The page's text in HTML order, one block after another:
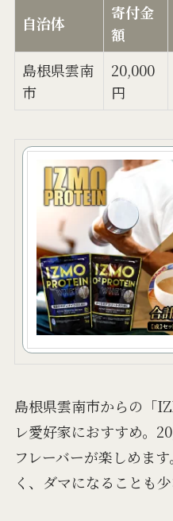
自治体
寄付金
額
島根県雲南
市
20,000
円
島根県雲南市からの「
レ愛好家におすすめ。
フレーバーが楽しめま
く、ダマになることも少